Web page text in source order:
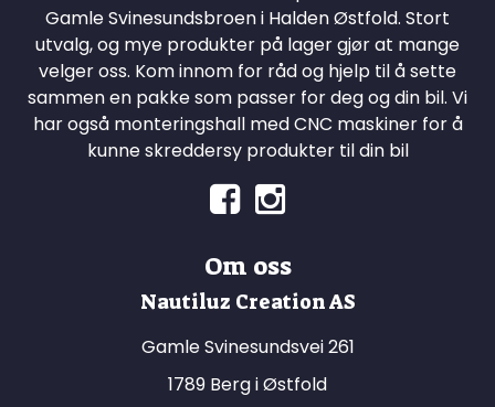
Gamle Svinesundsbroen i Halden Østfold. Stort
utvalg, og mye produkter på lager gjør at mange
velger oss. Kom innom for råd og hjelp til å sette
sammen en pakke som passer for deg og din bil. Vi
har også monteringshall med CNC maskiner for å
kunne skreddersy produkter til din bil
Om oss
Nautiluz Creation AS
Gamle Svinesundsvei 261
1789 Berg i Østfold